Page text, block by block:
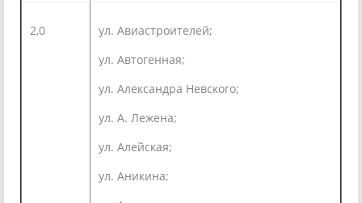
2,0
ул. Авиастроителей;
ул. Автогенная;
ул. Александра Невского;
ул. А. Лежена;
ул. Алейская;
ул. Аникина;